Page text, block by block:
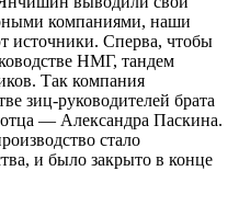
компаниями, наши
источники. Сперва, чтобы
НМГ, тандем
Так компания
зиц-руководителей брата
— Александра Паскина.
стало
и было закрыто в конце